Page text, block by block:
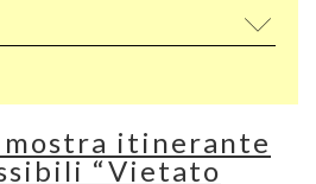
mostra itinerante
“Vietato